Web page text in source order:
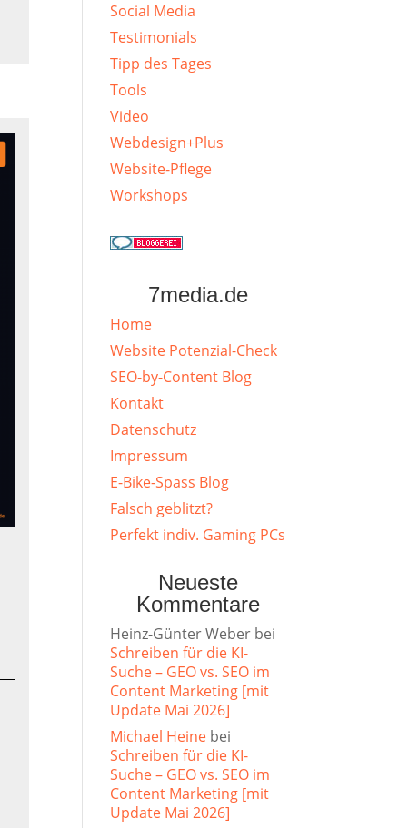
Social Media
Testimonials
Tipp des Tages
Tools
Video
Webdesign+Plus
Website-Pflege
Workshops
7media.de
Home
Website Potenzial-Check
SEO-by-Content Blog
Kontakt
Datenschutz
Impressum
E-Bike-Spass Blog
Falsch geblitzt?
Perfekt indiv. Gaming PCs
Neueste
Kommentare
Heinz-Günter Weber bei
Schreiben für die KI-
Suche – GEO vs. SEO im
Content Marketing [mit
Update Mai 2026]
Michael Heine bei
Schreiben für die KI-
Suche – GEO vs. SEO im
Content Marketing [mit
Update Mai 2026]